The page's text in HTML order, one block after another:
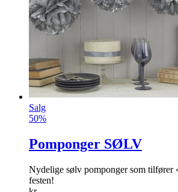
Salg
50%
Pomponger SØLV
Nydelige sølv pomponger som tilfører
festen!